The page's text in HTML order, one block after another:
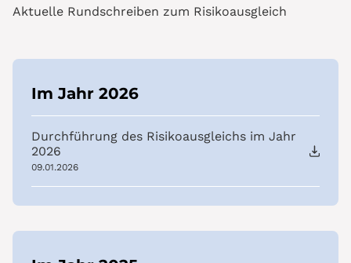
Aktuelle Rundschreiben zum Risikoausgleich
Im Jahr 2026
Durchführung des Risikoausgleichs im Jahr
2026
09.01.2026